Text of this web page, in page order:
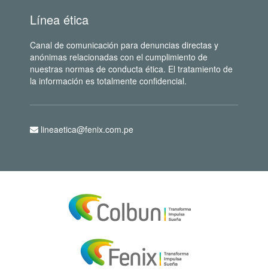
Línea ética
Canal de comunicación para denuncias directas y
anónimas relacionadas con el cumplimiento de
nuestras normas de conducta ética. El tratamiento de
la información es totalmente confidencial.
lineaetica@fenix.com.pe